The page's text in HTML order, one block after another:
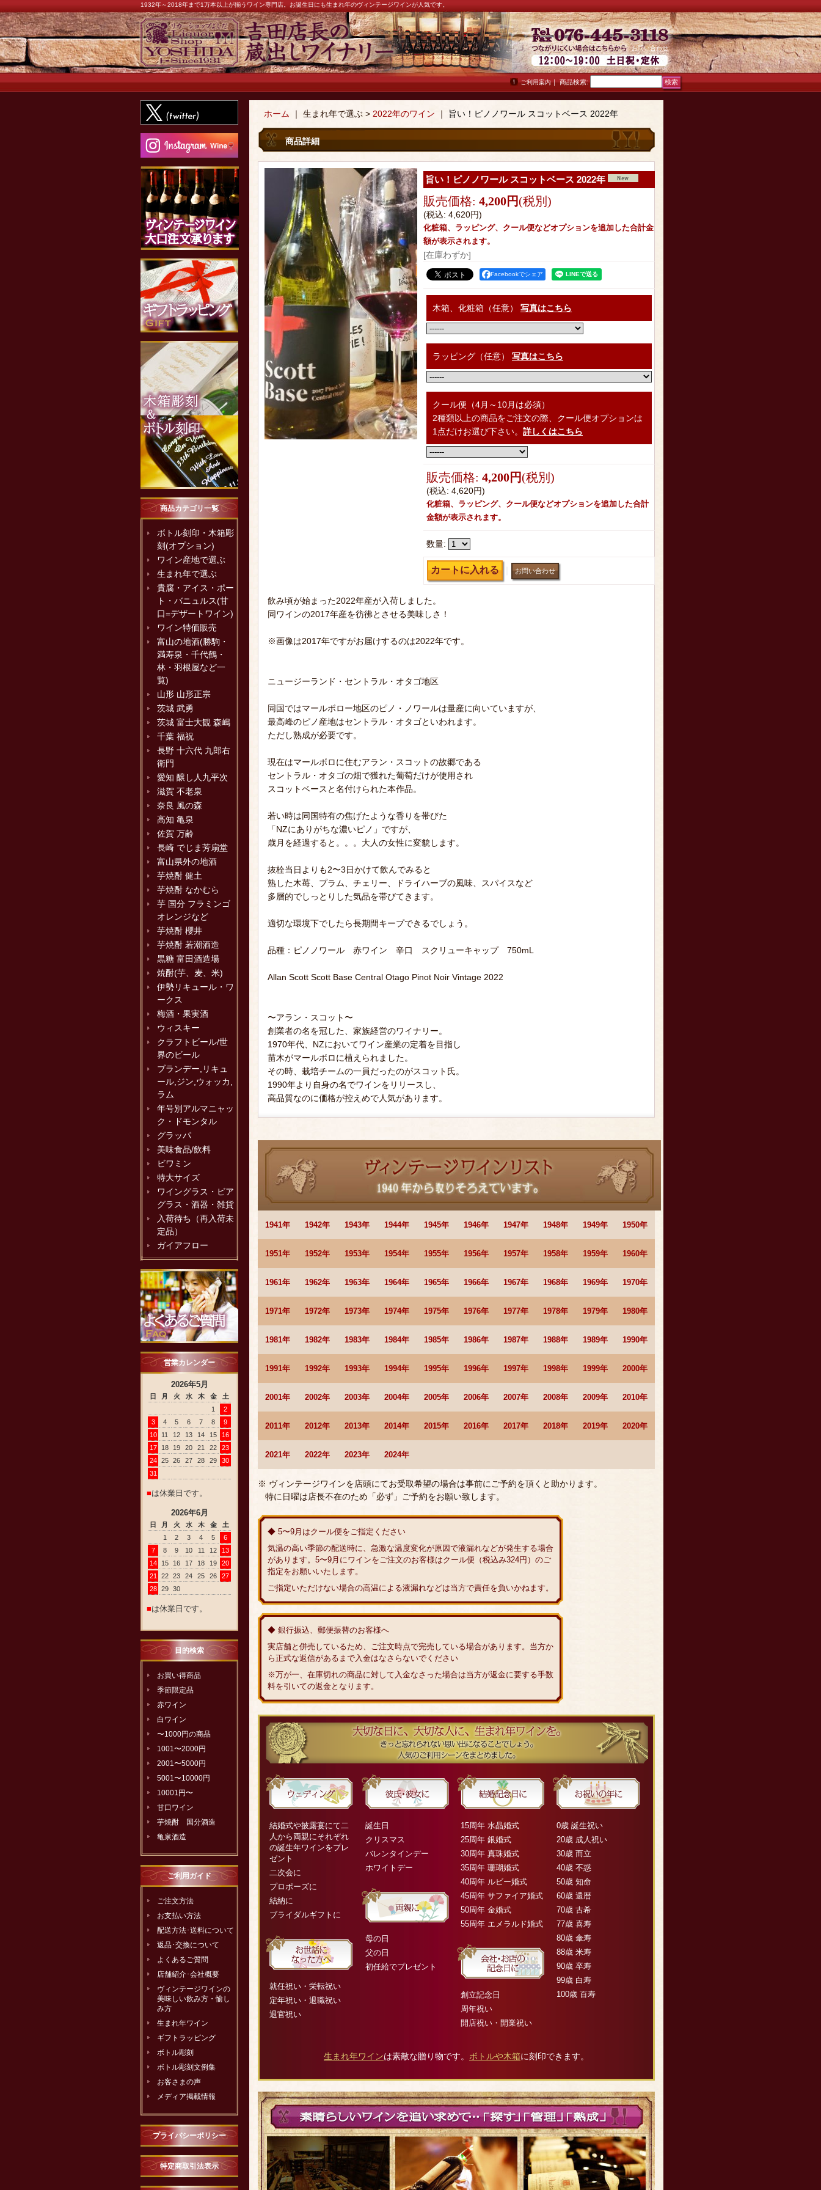
1932年～2018年まで1万本以上が揃うワイン専門店。お誕生日にも生まれ年のヴィンテージワインが人気です。
ご利用案内｜
お問い合わせ
商品検索:
商品カテゴリ一覧
ボトル刻印・木箱彫
刻(オプション)
ワイン産地で選ぶ
生まれ年で選ぶ
貴腐・アイス・ポー
ト・バニュルス(甘
口=デザートワイン)
ワイン特価販売
富山の地酒(勝駒・
満寿泉・千代鶴・
林・羽根屋など一
覧)
山形 山形正宗
茨城 武勇
茨城 富士大観 森嶋
千葉 福祝
長野 十六代 九郎右
衛門
愛知 醸し人九平次
滋賀 不老泉
奈良 風の森
高知 亀泉
佐賀 万齢
長崎 でじま芳扇堂
富山県外の地酒
芋焼酎 健土
芋焼酎 なかむら
芋 国分 フラミンゴ
オレンジなど
芋焼酎 櫻井
芋焼酎 若潮酒造
黒糖 富田酒造場
焼酎(芋、麦、米)
伊勢リキュール・ワ
ークス
梅酒・果実酒
ウィスキー
クラフトビール/世
界のビール
ブランデー,リキュ
ール,ジン,ウォッカ,
ラム
年号別アルマニャッ
ク・ドモンタル
グラッパ
美味食品/飲料
ビワミン
特大サイズ
ワイングラス・ビア
グラス・酒器・雑貨
入荷待ち（再入荷未
定品）
ガイアフロー
営業カレンダー
2026年5月
日 月 火 水 木 金
土
1
2
3
4 5 6 7 8
9
10
11 12 13 14 15
16
17
18 19 20 21 22
23
24
25 26 27 28 29
30
31
■は休業日です。
2026年6月
日 月 火 水 木 金
土
1
2 3 4 5
6
7
8 9 10 11 12
13
14
15 16 17 18 19
20
21
22 23 24 25 26
27
28
29 30
■は休業日です。
目的検索
お買い得商品
季節限定品
赤ワイン
白ワイン
〜1000円の商品
1001〜2000円
2001〜5000円
5001〜10000円
10001円〜
甘口ワイン
芋焼酎 国分酒造
亀泉酒造
ご利用ガイド
ご注文方法
お支払い方法
配送方法･送料について
返品･交換について
よくあるご質問
店舗紹介･会社概要
ヴィンテージワインの
美味しい飲み方・愉し
み方
生まれ年ワイン
ギフトラッピング
ボトル彫刻
ボトル彫刻文例集
お客さまの声
メディア掲載情報
プライバシーポリシー
特定商取引法表示
ホーム ｜ 生まれ年で選ぶ > 2022年のワイン ｜ 旨い！ピノノワール スコットベース 2022年
商品詳細
旨い！ピノノワール スコットベース 2022年
販売価格: 4,200円(税別)
(税込: 4,620円)
化粧箱、ラッピング、クール便などオプションを追加した合計金
額が表示されます。
[在庫わずか]
Facebookでシェア
木箱、化粧箱（任意） 写真はこちら
ラッピング（任意） 写真はこちら
クール便（4月～10月は必須）
2種類以上の商品をご注文の際、クール便オプションは
1点だけお選び下さい。 詳しくはこちら
販売価格: 4,200円(税別)
(税込: 4,620円)
化粧箱、ラッピング、クール便などオプションを追加した合計
金額が表示されます。
数量:
飲み頃が始まった2022年産が入荷しました。
同ワインの2017年産を彷彿とさせる美味しさ！
※画像は2017年ですがお届けするのは2022年です。
ニュージーランド・セントラル・オタゴ地区
同国ではマールボロー地区のピノ・ノワールは量産に向いていますが、
最高峰のピノ産地はセントラル・オタゴといわれます。
ただし熟成が必要です。
現在はマールボロに住むアラン・スコットの故郷である
セントラル・オタゴの畑で獲れた葡萄だけが使用され
スコットベースと名付けられた本作品。
若い時は同国特有の焦げたような香りを帯びた
「NZにありがちな濃いピノ」ですが、
歳月を経過すると。。。大人の女性に変貌します。
抜栓当日よりも2〜3日かけて飲んでみると
熟した木苺、プラム、チェリー、ドライハーブの風味、スパイスなど
多層的でしっとりした気品を帯びてきます。
適切な環境下でしたら長期間キープできるでしょう。
品種：ピノノワール 赤ワイン 辛口 スクリューキャップ 750mL
Allan Scott Scott Base Central Otago Pinot Noir Vintage 2022
〜アラン・スコット〜
創業者の名を冠した、家族経営のワイナリー。
1970年代、NZにおいてワイン産業の定着を目指し
苗木がマールボロに植えられました。
その時、栽培チームの一員だったのがスコット氏。
1990年より自身の名でワインをリリースし、
高品質なのに価格が控えめで人気があります。
1941年 1942年 1943年 1944年 1945年 1946年 1947年 1948年 1949年 1950年
1951年 1952年 1953年 1954年 1955年 1956年 1957年 1958年 1959年 1960年
1961年 1962年 1963年 1964年 1965年 1966年 1967年 1968年 1969年 1970年
1971年 1972年 1973年 1974年 1975年 1976年 1977年 1978年 1979年 1980年
1981年 1982年 1983年 1984年 1985年 1986年 1987年 1988年 1989年 1990年
1991年 1992年 1993年 1994年 1995年 1996年 1997年 1998年 1999年 2000年
2001年 2002年 2003年 2004年 2005年 2006年 2007年 2008年 2009年 2010年
2011年 2012年 2013年 2014年 2015年 2016年 2017年 2018年 2019年 2020年
2021年 2022年 2023年 2024年
※ ヴィンテージワインを店頭にてお受取希望の場合は事前にご予約を頂くと助かります。
特に日曜は店長不在のため「必ず」ご予約をお願い致します。
◆ 5〜9月はクール便をご指定ください
気温の高い季節の配送時に、急激な温度変化が原因で液漏れなどが発生する場合
があります。5〜9月にワインをご注文のお客様はクール便（税込み324円）のご
指定をお願いいたします。
ご指定いただけない場合の高温による液漏れなどは当方で責任を負いかねます。
◆ 銀行振込、郵便振替のお客様へ
実店舗と併売しているため、ご注文時点で完売している場合があります。当方か
ら正式な返信があるまで入金はなさらないでください
※万が一、在庫切れの商品に対して入金なさった場合は当方が返金に要する手数
料を引いての返金となります。
結婚式や披露宴にて二
人から両親にそれぞれ
の誕生年ワインをプレ
ゼント
二次会に
プロポーズに
結納に
ブライダルギフトに
就任祝い・栄転祝い
定年祝い・退職祝い
退官祝い
誕生日
クリスマス
バレンタインデー
ホワイトデー
母の日
父の日
初任給でプレゼント
15周年 水晶婚式
25周年 銀婚式
30周年 真珠婚式
35周年 珊瑚婚式
40周年 ルビー婚式
45周年 サファイア婚式
50周年 金婚式
55周年 エメラルド婚式
創立記念日
周年祝い
開店祝い・開業祝い
0歳 誕生祝い
20歳 成人祝い
30歳 而立
40歳 不惑
50歳 知命
60歳 還暦
70歳 古希
77歳 喜寿
80歳 傘寿
88歳 米寿
90歳 卒寿
99歳 白寿
100歳 百寿
生まれ年ワインは素敵な贈り物です。 ボトルや木箱に刻印できます。